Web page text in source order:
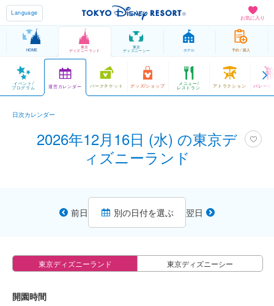
お気に入り
Language
HOME
東京
ディズニーランド
東京
ディズニーシー ホテル 予約 / 購入
イベント/
プログラム 運営カレンダー パークチケット グッズ/ショップ メニュー/
レストラン アトラクション パレード
日次カレンダー
2026年12月16日 (水) の東京デ
ィズニーランド
前日 別の日付を選ぶ 翌日
東京ディズニーランド 東京ディズニーシー
開園時間